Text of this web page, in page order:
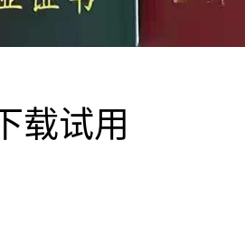
载试用